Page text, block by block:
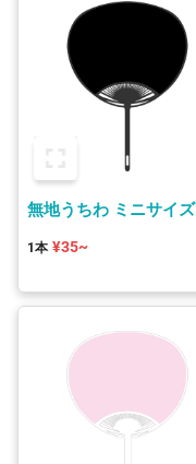
無地うちわ ミニサイズ
1本 ¥35~